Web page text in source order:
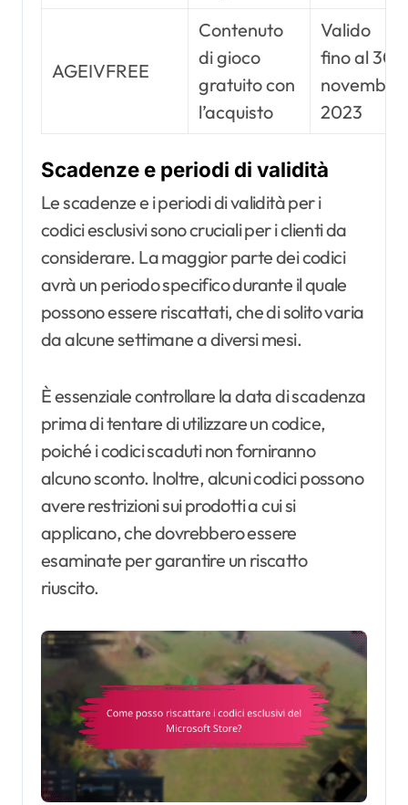
AGEIVFREE
Contenuto
di gioco
gratuito con
l’acquisto
Valido
fino al 30
novembre
2023
Scadenze e periodi di validità
Le scadenze e i periodi di validità per i
codici esclusivi sono cruciali per i clienti da
considerare. La maggior parte dei codici
avrà un periodo specifico durante il quale
possono essere riscattati, che di solito varia
da alcune settimane a diversi mesi.
È essenziale controllare la data di scadenza
prima di tentare di utilizzare un codice,
poiché i codici scaduti non forniranno
alcuno sconto. Inoltre, alcuni codici possono
avere restrizioni sui prodotti a cui si
applicano, che dovrebbero essere
esaminate per garantire un riscatto
riuscito.